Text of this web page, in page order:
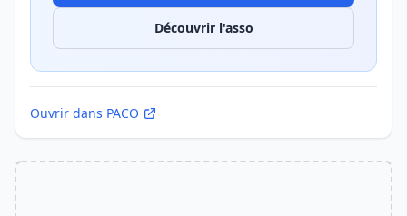
Découvrir l'asso
Ouvrir dans PACO